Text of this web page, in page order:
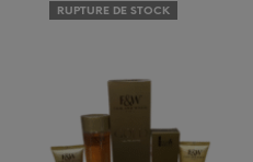
RUPTURE DE STOCK